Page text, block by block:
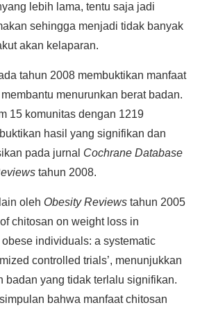
lebih lama, tentu saja jadi
sehingga menjadi tidak banyak
akan kelaparan.
tahun 2008 membuktikan manfaat
menurunkan berat badan.
15 komunitas dengan 1219
hasil yang signifikan dan
pada jurnal Cochrane Database
tahun 2008.
oleh Obesity Reviews tahun 2005
chitosan on weight loss in
individuals: a systematic
controlled trials’, menunjukkan
badan yang tidak terlalu signifikan.
bahwa manfaat chitosan